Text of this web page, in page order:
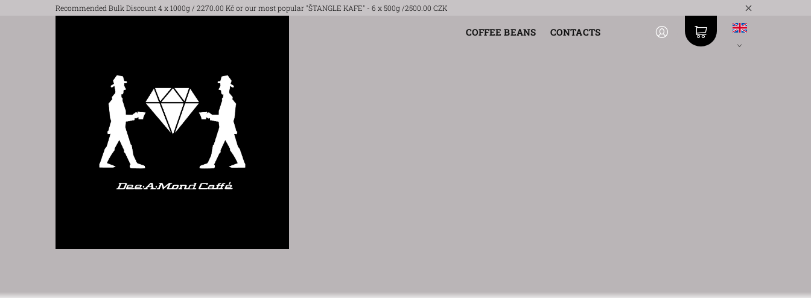
Recommended Bulk Discount 4 x 1000g / 2270.00 Kč or our most popular "ŠTANGLE KAFE" - 6 x 500g /2500.00 CZK
COFFEE BEANS CONTACTS